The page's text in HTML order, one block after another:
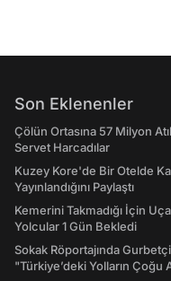
Son Eklenenler
Çölün Ortasına 57 Milyon
Servet Harcadılar
Kuzey Kore'de Bir Otelde
Yayınlandığını Paylaştı
Kemerini Takmadığı İçin
Yolcular 1 Gün Bekledi
Sokak Röportajında
"Türkiye’deki Yolların Çoğu